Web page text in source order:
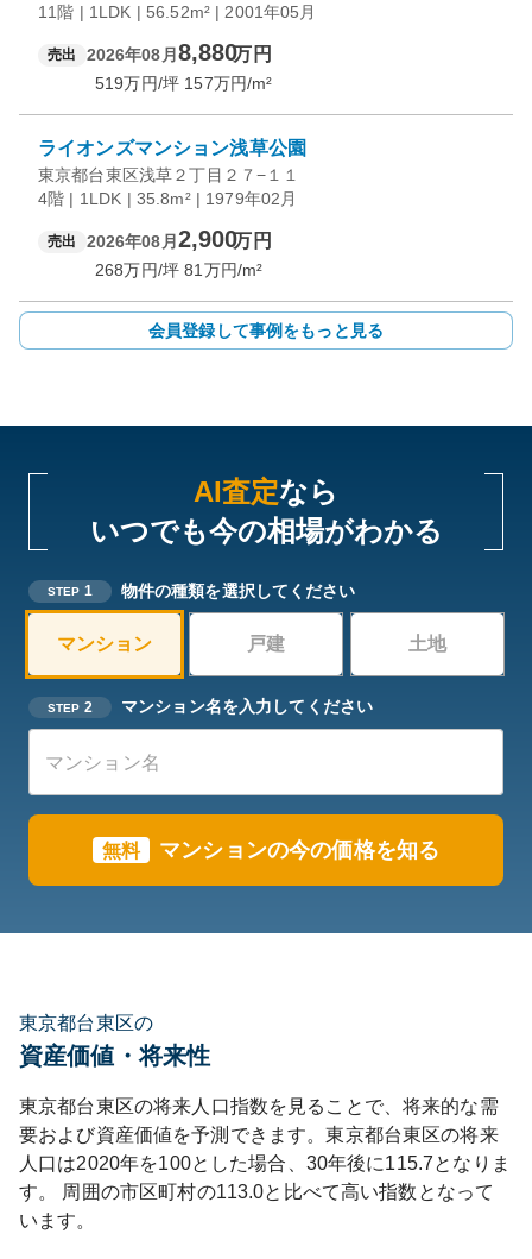
11階 | 1LDK | 56.52m² | 2001年05月
売出 2026年08月 8,880万円
519万円/坪 157万円/m²
ライオンズマンション浅草公園
東京都台東区浅草２丁目２７−１１
4階 | 1LDK | 35.8m² | 1979年02月
売出 2026年08月 2,900万円
268万円/坪 81 万円/m²
会員登録して事例をもっと見る
AI査定なら
いつでも今の相場がわかる
STEP 1 物件の種類を選択してください
マンション 戸建 土地
STEP 2 マンション名を入力してください
無料 マンションの今の価格を知る
東京都台東区の
資産価値・将来性
東京都台東区の将来人口指数を見ることで、将来的な需
要および資産価値を予測できます。東京都台東区の将来
人口は2020年を100とした場合、30年後に115.7となりま
す。
周囲の市区町村の113.0と比べて高い指数となって
います。